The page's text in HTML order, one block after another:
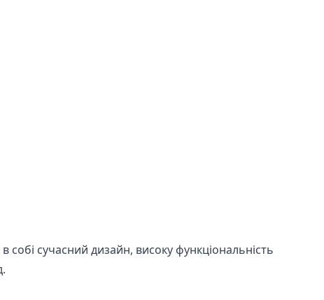
собі сучасний дизайн, високу функціональність